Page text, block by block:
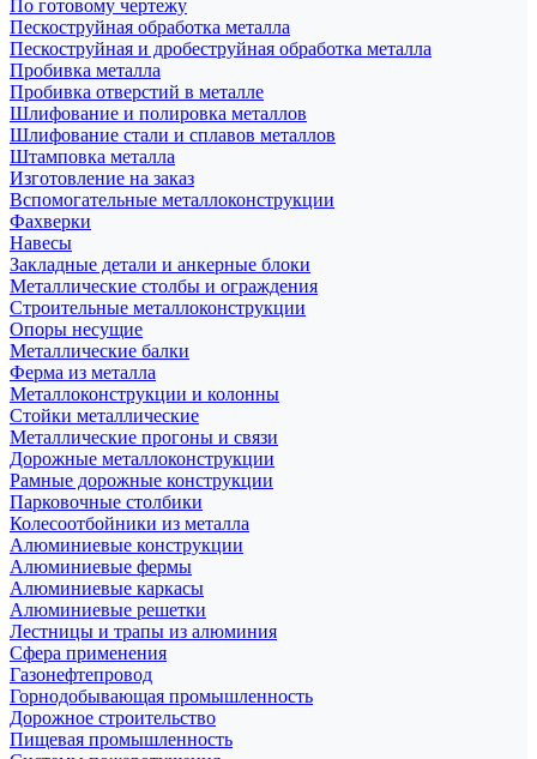
По готовому чертежу
Пескоструйная обработка металла
Пескоструйная и дробеструйная обработка металла
Пробивка металла
Пробивка отверстий в металле
Шлифование и полировка металлов
Шлифование стали и сплавов металлов
Штамповка металла
Изготовление на заказ
Вспомогательные металлоконструкции
Фахверки
Навесы
Закладные детали и анкерные блоки
Металлические столбы и ограждения
Строительные металлоконструкции
Опоры несущие
Металлические балки
Ферма из металла
Металлоконструкции и колонны
Стойки металлические
Металлические прогоны и связи
Дорожные металлоконструкции
Рамные дорожные конструкции
Парковочные столбики
Колесоотбойники из металла
Алюминиевые конструкции
Алюминиевые фермы
Алюминиевые каркасы
Алюминиевые решетки
Лестницы и трапы из алюминия
Сфера применения
Газонефтепровод
Горнодобывающая промышленность
Дорожное строительство
Пищевая промышленность